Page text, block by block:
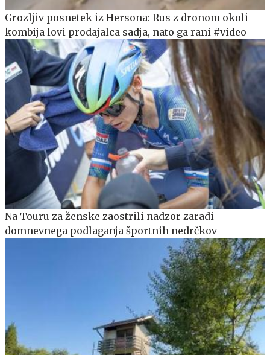
Grozljiv posnetek iz Hersona: Rus z dronom okoli
kombija lovi prodajalca sadja, nato ga rani #video
Na Touru za ženske zaostrili nadzor zaradi
domnevnega podlaganja športnih nedrčkov